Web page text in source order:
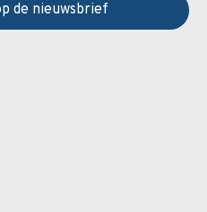
de nieuwsbrief